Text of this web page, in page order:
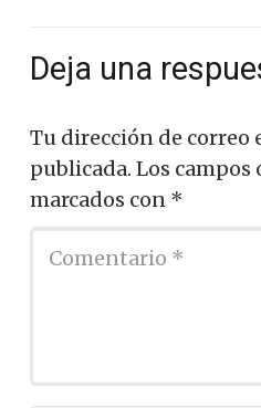
Deja una
Tu dirección de correo
publicada. Los
marcados con *